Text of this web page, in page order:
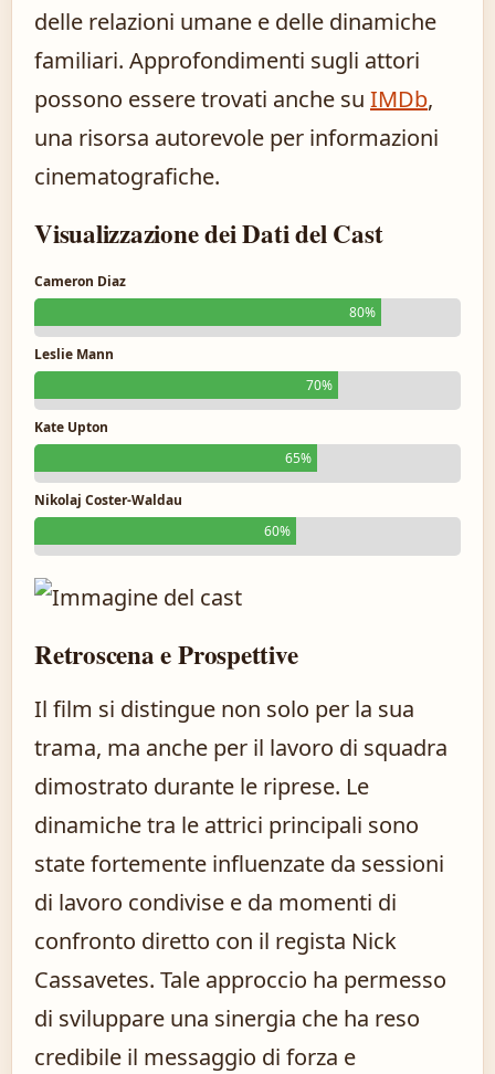
delle relazioni umane e delle dinamiche
familiari. Approfondimenti sugli attori
possono essere trovati anche su IMDb,
una risorsa autorevole per informazioni
cinematografiche.
Visualizzazione dei Dati del Cast
Cameron Diaz
80%
Leslie Mann
70%
Kate Upton
65%
Nikolaj Coster-Waldau
60%
Retroscena e Prospettive
Il film si distingue non solo per la sua
trama, ma anche per il lavoro di squadra
dimostrato durante le riprese. Le
dinamiche tra le attrici principali sono
state fortemente influenzate da sessioni
di lavoro condivise e da momenti di
confronto diretto con il regista Nick
Cassavetes. Tale approccio ha permesso
di sviluppare una sinergia che ha reso
credibile il messaggio di forza e